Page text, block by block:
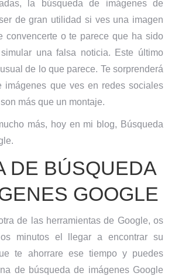
la búsqueda de imágenes de
de gran utilidad si ves una imagen
convencerte o te parece que ha sido
una falsa noticia. Este último
de lo que parece. Te sorprenderá
imágenes que ves en redes sociales
más que un montaje.
más, hoy en mi blog, Búsqueda
DE BÚSQUEDA
GOOGLE
de las herramientas de Google, os
minutos el llegar a encontrar su
te ahorrare ese tiempo y puedes
de búsqueda de imágenes Google